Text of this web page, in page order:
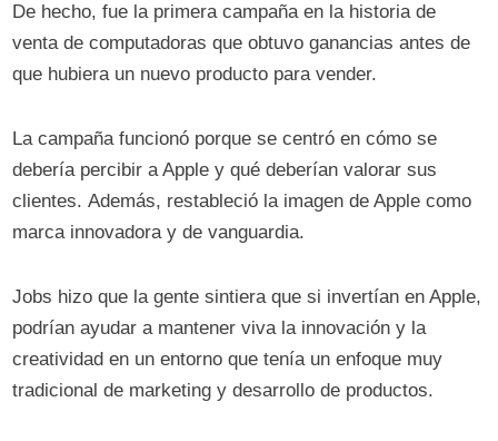
De hecho, fue la primera campaña en la historia de
venta de computadoras que obtuvo ganancias antes de
que hubiera un nuevo producto para vender.
La campaña funcionó porque se centró en cómo se
debería percibir a Apple y qué deberían valorar sus
clientes. Además, restableció la imagen de Apple como
marca innovadora y de vanguardia.
Jobs hizo que la gente sintiera que si invertían en Apple,
podrían ayudar a mantener viva la innovación y la
creatividad en un entorno que tenía un enfoque muy
tradicional de marketing y desarrollo de productos.